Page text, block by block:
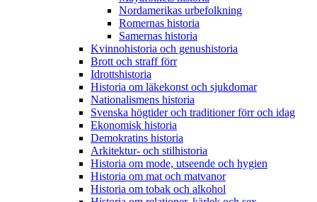
Nordamerikas urbefolkning
Romernas historia
Samernas historia
Kvinnohistoria och genushistoria
Brott och straff förr
Idrottshistoria
Historia om läkekonst och sjukdomar
Nationalismens historia
Svenska högtider och traditioner förr och idag
Ekonomisk historia
Demokratins historia
Arkitektur- och stilhistoria
Historia om mode, utseende och hygien
Historia om mat och matvanor
Historia om tobak och alkohol